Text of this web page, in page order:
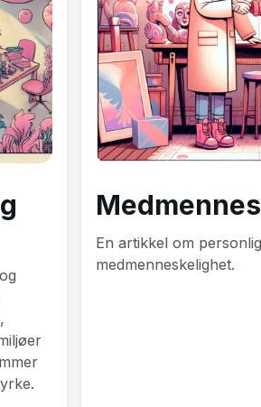
En artikkel om
medmenneskelighet.